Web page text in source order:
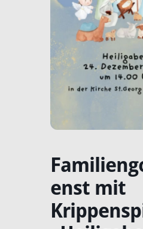
enst mit